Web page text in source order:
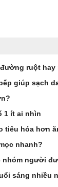
ruột hay
giúp sạch
1 ít ai nhìn
tiêu hóa hơn
nhanh?
người
sáng nhiều